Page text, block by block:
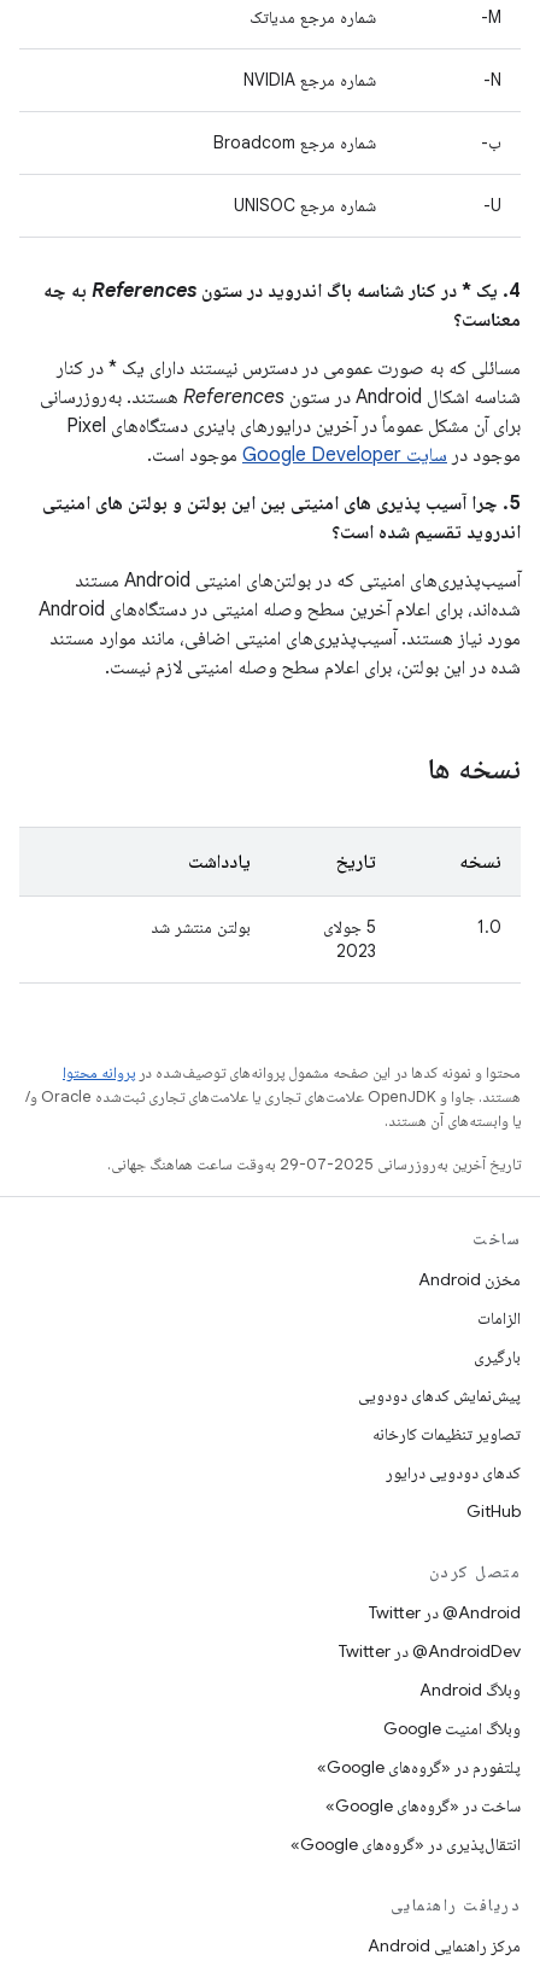
M- شماره مرجع مدیاتک
N- شماره مرجع NVIDIA
ب- شماره مرجع Broadcom
U- شماره مرجع UNISOC
4. یک * در کنار شناسه باگ اندروید در ستون References به چه
معناست؟
مسائلی که به صورت عمومی در دسترس نیستند دارای یک * در کنار
شناسه اشکال Android در ستون
References هستند. به‌روزرسانی
برای آن مشکل عموماً در آخرین درایورهای باینری دستگاه‌های Pixel
موجود در سایت Google Developer
موجود است.
5. چرا آسیب پذیری های امنیتی بین این بولتن و بولتن های امنیتی
اندروید تقسیم شده است؟
آسیب‌پذیری‌های امنیتی که در بولتن‌های امنیتی Android مستند
شده‌اند، برای اعلام آخرین سطح وصله امنیتی در دستگاه‌های Android
مورد نیاز هستند. آسیب‌پذیری‌های امنیتی اضافی، مانند موارد مستند
شده در این بولتن، برای اعلام سطح وصله امنیتی لازم نیست.
نسخه ها
نسخه تاریخ یادداشت
1.0
5 جولای
2023
بولتن منتشر شد
محتوا و نمونه کدها در این صفحه مشمول پروانه‌های توصیف‌شده در پروانه محتوا
هستند. جاوا و OpenJDK علامت‌های تجاری یا علامت‌های تجاری ثبت‌شده Oracle و/
یا وابسته‌های آن هستند.
تاریخ آخرین به‌روزرسانی 2025-07-29 به‌وقت ساعت هماهنگ جهانی.
ساخت
مخزن Android
الزامات
بارگیری
پیش‌نمایش کدهای دودویی
تصاویر تنظیمات کارخانه
کدهای دودویی درایور
GitHub
متصل کردن
Android@ در Twitter
AndroidDev@ در Twitter
وبلاگ Android
وبلاگ امنیت Google
پلتفورم در «گروه‌های Google»
ساخت در «گروه‌های Google»
انتقال‌پذیری در «گروه‌های Google»
دریافت راهنمایی
مرکز راهنمایی Android